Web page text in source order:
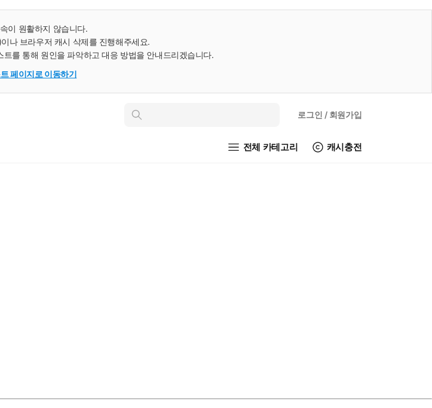
이 원활하지 않습니다.
나 브라우저 캐시 삭제를 진행해주세요.
를 통해 원인을 파악하고 대응 방법을 안내드리겠습니다.
페이지로 이동하기
인
로그인 / 회원가입
전체 카테고리 캐시충전